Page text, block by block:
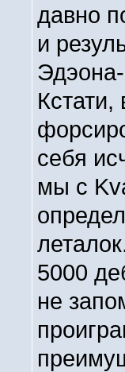
давно
и
себя
мы с
5000
не